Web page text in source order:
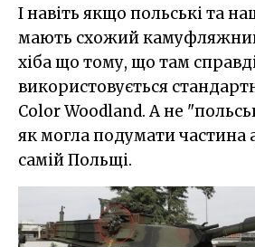
І навіть якщо польські та
мають схожий
хіба що тому, що там
використовується
Color Woodland. А не
як могла подумати частина
самій Польщі.